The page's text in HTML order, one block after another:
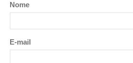
Nome
E-mail